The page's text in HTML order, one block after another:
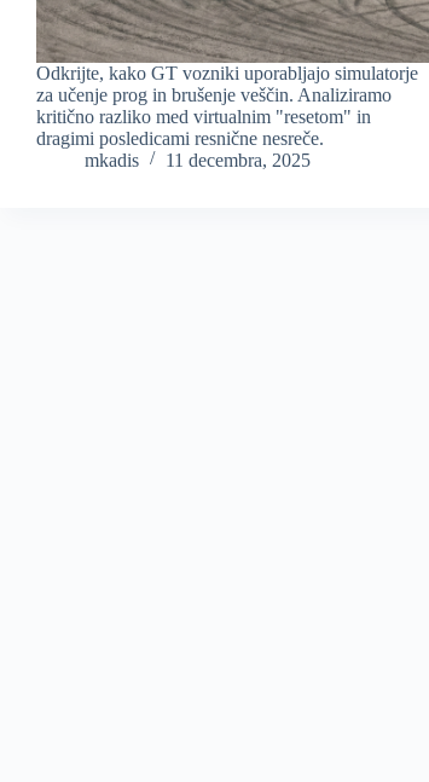
Odkrijte, kako GT vozniki uporabljajo simulatorje
za učenje prog in brušenje veščin. Analiziramo
kritično razliko med virtualnim "resetom" in
dragimi posledicami resnične nesreče.
mkadis
11 decembra, 2025